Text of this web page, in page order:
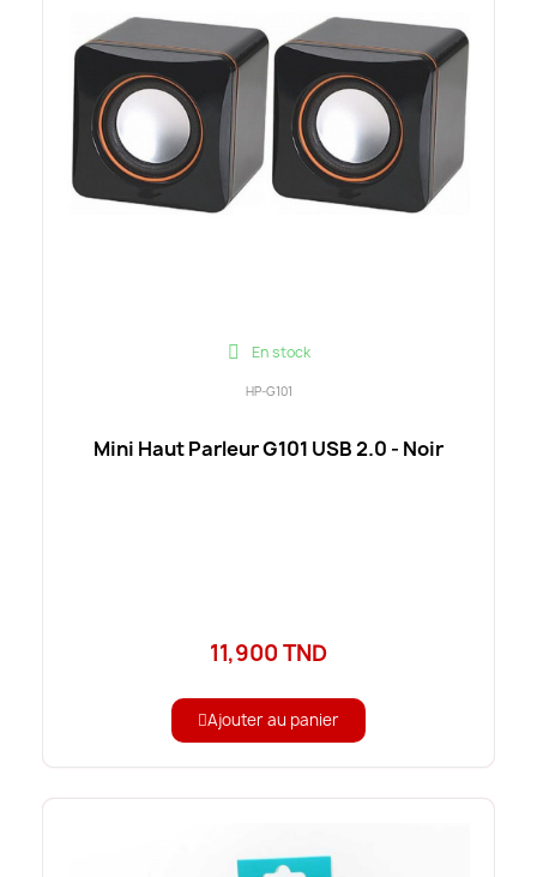
En stock
HP-G101
Mini Haut Parleur G101 USB 2.0 - Noir
11,900 TND
Ajouter au panier